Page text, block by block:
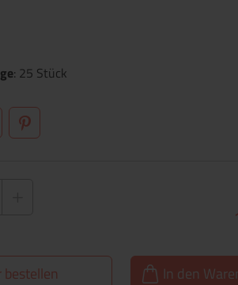
: 25 Stück
Pinterest
In den